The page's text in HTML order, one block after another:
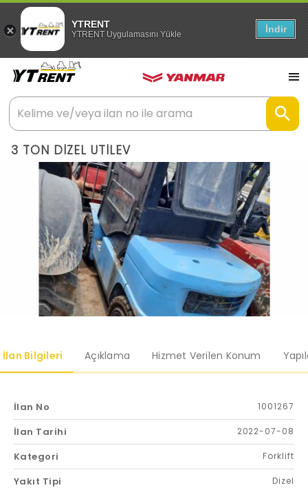
YTRENT
YTRENT Uygulamasını Yükle İndir
3 TON DİZEL UTİLEV
İlan Bilgileri Açıklama Hizmet Verilen Konum
İlan No 1001267
İlan Tarihi 2022-07-08
Kategori Forklift
Yakıt Tipi Dizel